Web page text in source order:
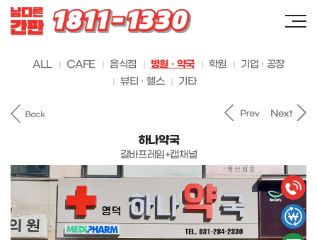
ALL CAFE 음식점 병원 · 약국 학원
기업 · 공장
뷰티 · 헬스
기타
하나약국
갈바프레임+캡채널